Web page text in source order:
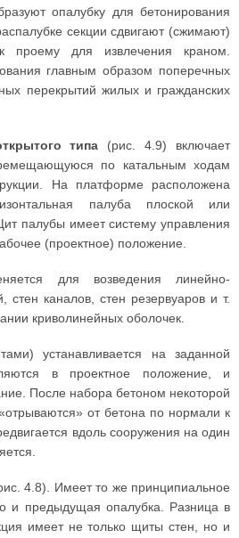
опалубку для бетонирования
секции сдвигают (сжимают)
проему для извлечения краном.
главным образом поперечных
перекрытий жилых и гражданских
типа (рис. 4.9) включает
по катальным ходам
На платформе расположена
палуба плоской или
палубы имеет систему управления
(проектное) положение.
для возведения линейно-
стен каналов, стен резервуаров и т.
криволинейных оболочек.
устанавливается на заданной
в проектное положение, и
После набора бетоном некоторой
от бетона по нормали к
вдоль сооружения на один
4.8). Имеет то же принципиальное
и предыдущая опалубка. Разница в
имеет не только щиты стен, но и